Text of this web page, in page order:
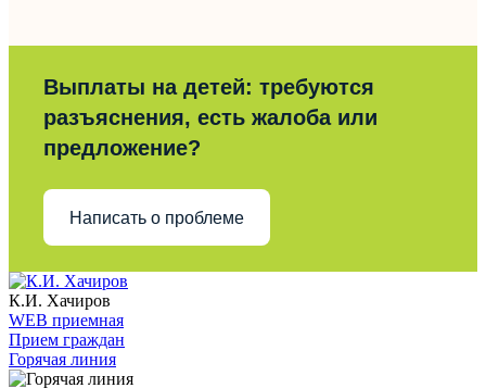
Выплаты на детей: требуются
разъяснения, есть жалоба или
предложение?
Написать о проблеме
К.И. Хачиров
WEB приемная
Прием граждан
Горячая линия